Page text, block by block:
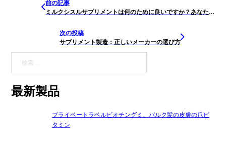
前の記事
ミルクシスルサプリメントは何のために良いですか？あなたが必要とする自然な肝臓デトックス
次の投稿
サプリメント製造：正しいメーカーの選び方
検索
最新製品
プライベートラベルビオチングミ、バルク髪の皮膚の爪ビ
タミン